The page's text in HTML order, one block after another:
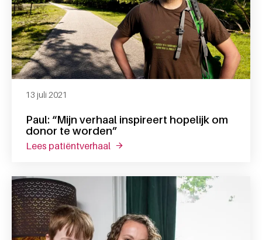
Paul: “Mijn verhaal inspireert hopelijk om
donor te worden”
13 juli 2021
lees patiëntverhaal over paul: “mijn verhaal inspireert